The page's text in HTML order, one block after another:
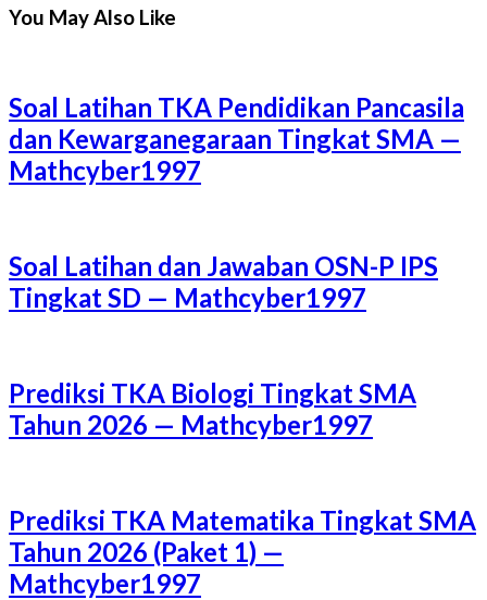
You May Also Like
Soal Latihan TKA Pendidikan Pancasila
dan Kewarganegaraan Tingkat SMA —
Mathcyber1997
Soal Latihan dan Jawaban OSN-P IPS
Tingkat SD — Mathcyber1997
Prediksi TKA Biologi Tingkat SMA
Tahun 2026 — Mathcyber1997
Prediksi TKA Matematika Tingkat SMA
Tahun 2026 (Paket 1) —
Mathcyber1997